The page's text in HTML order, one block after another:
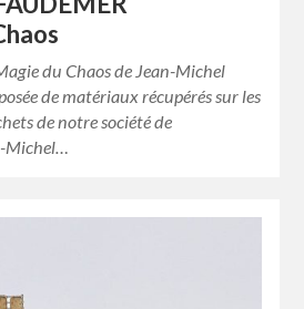
du Chaos de Jean-Michel
de matériaux récupérés sur les
de notre société de